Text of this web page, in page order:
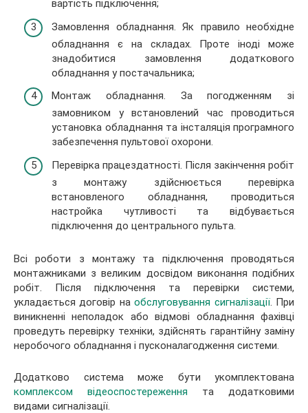
вартість підключення;
Замовлення обладнання. Як правило необхідне
обладнання є на складах. Проте іноді може
знадобитися замовлення додаткового
обладнання у постачальника;
Монтаж обладнання. За погодженням зі
замовником у встановлений час проводиться
установка обладнання та інсталяція програмного
забезпечення пультової охорони.
Перевірка працездатності. Після закінчення робіт
з монтажу здійснюється перевірка
встановленого обладнання, проводиться
настройка чутливості та відбувається
підключення до центрального пульта.
Всі роботи з монтажу та підключення проводяться
монтажниками з великим досвідом виконання подібних
робіт. Після підключення та перевірки системи,
укладається договір наобслуговування сигналізації. При
виникненні неполадок або відмові обладнання фахівці
проведуть перевірку техніки, здійснять гарантійну заміну
неробочого обладнання і пусконалагодження системи.
Додатково система може бути укомплектована
комплексом відеоспостереження та додатковими
видами сигналізації.